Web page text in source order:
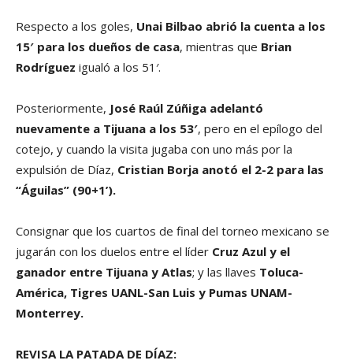
Respecto a los goles, Unai Bilbao abrió la cuenta a los
15′ para los dueños de casa, mientras que Brian
Rodríguez igualó a los 51′.
Posteriormente, José Raúl Zúñiga adelantó
nuevamente a Tijuana a los 53′, pero en el epílogo del
cotejo, y cuando la visita jugaba con uno más por la
expulsión de Díaz, Cristian Borja anotó el 2-2 para las
“Águilas” (90+1’).
Consignar que los cuartos de final del torneo mexicano se
jugarán con los duelos entre el líder Cruz Azul y el
ganador entre Tijuana y Atlas; y las llaves Toluca-
América, Tigres UANL-San Luis y Pumas UNAM-
Monterrey.
REVISA LA PATADA DE DÍAZ: